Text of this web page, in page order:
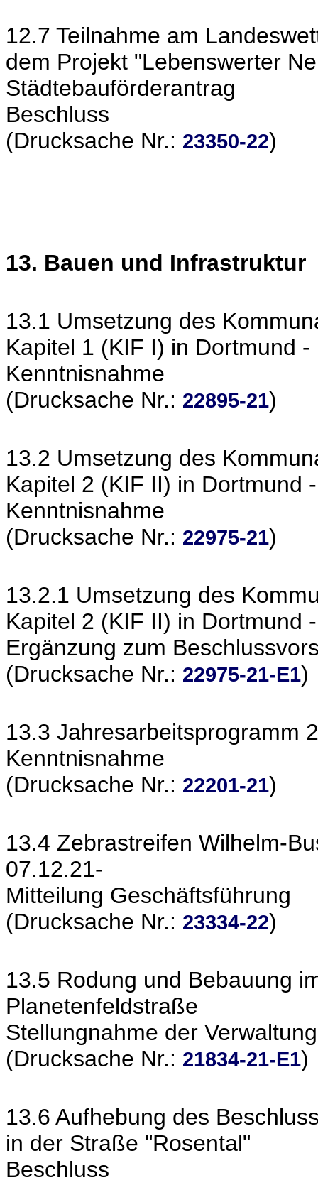
12.7 Teilnahme am
dem Projekt "Lebenswerter
Städtebauförderantrag
Beschluss
(Drucksache Nr.: 23350-22)
13. Bauen und Infrastruktur
13.1 Umsetzung des
Kapitel 1 (KIF I) in Dortmund
Kenntnisnahme
(Drucksache Nr.: 22895-21)
13.2 Umsetzung des
Kapitel 2 (KIF II) in Dortmund
Kenntnisnahme
(Drucksache Nr.: 22975-21)
13.2.1 Umsetzung des
Kapitel 2 (KIF II) in Dortmund
Ergänzung zum
(Drucksache Nr.: 22975-21-E1)
13.3 Jahresarbeitsprogramm
Kenntnisnahme
(Drucksache Nr.: 22201-21)
13.4 Zebrastreifen Wilhelm-
07.12.21-
Mitteilung Geschäftsführung
(Drucksache Nr.: 23334-22)
13.5 Rodung und Bebauung
Planetenfeldstraße
Stellungnahme der Verwaltung
(Drucksache Nr.: 21834-21-E1)
13.6 Aufhebung des
in der Straße "Rosental"
Beschluss